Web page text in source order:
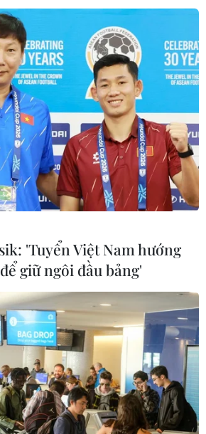
'Tuyển Việt Nam hướng
giữ ngôi đầu bảng'